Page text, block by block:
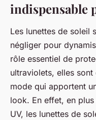
indispensable
Les lunettes de soleil
négliger pour
rôle essentiel de
ultraviolets, elles
mode qui apportent
look. En effet, en
UV, les lunettes de